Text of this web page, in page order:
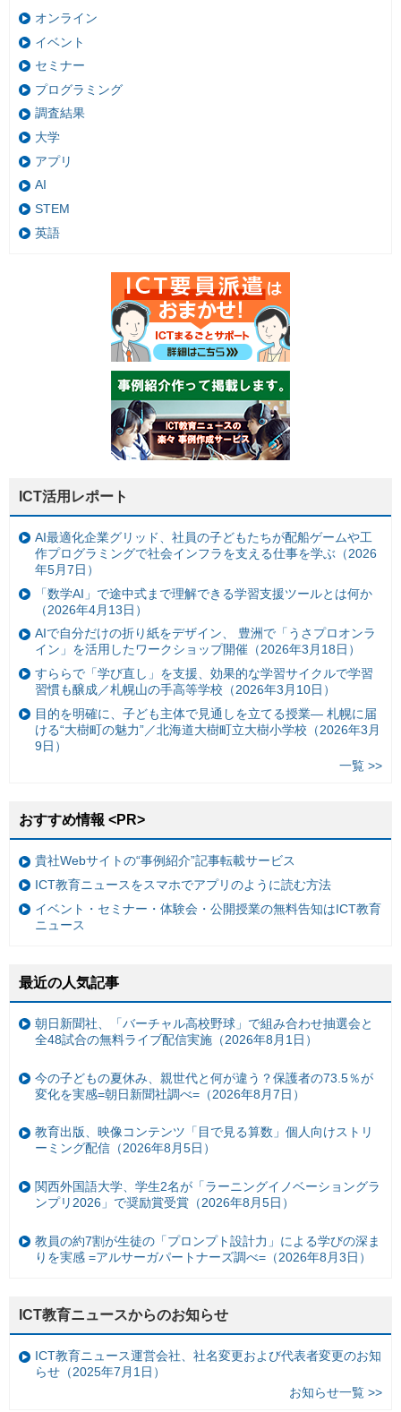
オンライン
イベント
セミナー
プログラミング
調査結果
大学
アプリ
AI
STEM
英語
ICT活用レポート
AI最適化企業グリッド、社員の子どもたちが配船ゲームや工
作プログラミングで社会インフラを支える仕事を学ぶ（2026
年5月7日）
「数学AI」で途中式まで理解できる学習支援ツールとは何か
（2026年4月13日）
AIで自分だけの折り紙をデザイン、 豊洲で「うさプロオンラ
イン」を活用したワークショップ開催（2026年3月18日）
すららで「学び直し」を支援、効果的な学習サイクルで学習
習慣も醸成／札幌山の手高等学校（2026年3月10日）
目的を明確に、子ども主体で見通しを立てる授業— 札幌に届
ける“大樹町の魅力”／北海道大樹町立大樹小学校（2026年3月
9日）
一覧 >>
おすすめ情報 <PR>
貴社Webサイトの“事例紹介”記事転載サービス
ICT教育ニュースをスマホでアプリのように読む方法
イベント・セミナー・体験会・公開授業の無料告知はICT教育
ニュース
最近の人気記事
朝日新聞社、「バーチャル高校野球」で組み合わせ抽選会と
全48試合の無料ライブ配信実施（2026年8月1日）
今の子どもの夏休み、親世代と何が違う？保護者の73.5％が
変化を実感=朝日新聞社調べ=（2026年8月7日）
教育出版、映像コンテンツ「目で見る算数」個人向けストリ
ーミング配信（2026年8月5日）
関西外国語大学、学生2名が「ラーニングイノベーショングラ
ンプリ2026」で奨励賞受賞（2026年8月5日）
教員の約7割が生徒の「プロンプト設計力」による学びの深ま
りを実感 =アルサーガパートナーズ調べ=（2026年8月3日）
ICT教育ニュースからのお知らせ
ICT教育ニュース運営会社、社名変更および代表者変更のお知
らせ（2025年7月1日）
お知らせ一覧 >>